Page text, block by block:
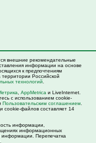
внешние рекомендательные
информации на основе
к предпочтениям
Российской
технологий
AppMetrica и LiveInternet.
с использованием cookie-
Пользовательским соглашением
cookie-файлов составляет 14
информации,
информационных
информации. Перепечатка